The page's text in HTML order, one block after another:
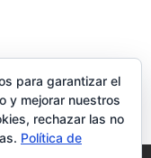
para garantizar el
y mejorar nuestros
rechazar las no
Política de